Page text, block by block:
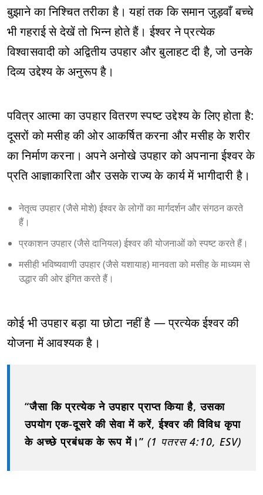
बुझाने का निश्चित तरीका है। यहां तक कि समान जुड़वाँ बच्चे
भी गहराई से देखें तो भिन्न होते हैं। ईश्वर ने प्रत्येक
विश्वासवादी को अद्वितीय उपहार और बुलाहट दी है, जो उनके
दिव्य उद्देश्य के अनुरूप है।
पवित्र आत्मा का उपहार वितरण स्पष्ट उद्देश्य के लिए होता है:
दूसरों को मसीह की ओर आकर्षित करना और मसीह के शरीर
का निर्माण करना। अपने अनोखे उपहार को अपनाना ईश्वर के
प्रति आज्ञाकारिता और उसके राज्य के कार्य में भागीदारी है।
नेतृत्व उपहार (जैसे मोशे) ईश्वर के लोगों का मार्गदर्शन और संगठन करते
हैं।
प्रकाशन उपहार (जैसे दानियल) ईश्वर की योजनाओं को स्पष्ट करते हैं।
मसीही भविष्यवाणी उपहार (जैसे यशायाह) मानवता को मसीह के माध्यम से
उद्धार की ओर इंगित करते हैं।
कोई भी उपहार बड़ा या छोटा नहीं है — प्रत्येक ईश्वर की
योजना में आवश्यक है।
“जैसा कि प्रत्येक ने उपहार प्राप्त किया है, उसका
उपयोग एक-दूसरे की सेवा में करें, ईश्वर की विविध कृपा
के अच्छे प्रबंधक के रूप में।” (1 पतरस 4:10, ESV)